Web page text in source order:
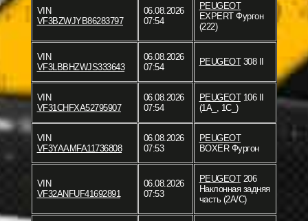
VIN
VF3BZWJYB86283797
06.08.2026
07:54
PEUGEOT
EXPERT Фургон
(222)
VIN
VF3LBBHZWJS333643
06.08.2026
07:54
PEUGEOT308 II
VIN
VF31CHFXA52795907
06.08.2026
07:54
PEUGEOT106 II
(1A_, 1C_)
VIN
VF3YAAMFA11736808
06.08.2026
07:53
PEUGEOT
BOXER Фургон
VIN
VF32ANFUF41692891
06.08.2026
07:53
PEUGEOT206
Наклонная задняя
часть (2A/C)